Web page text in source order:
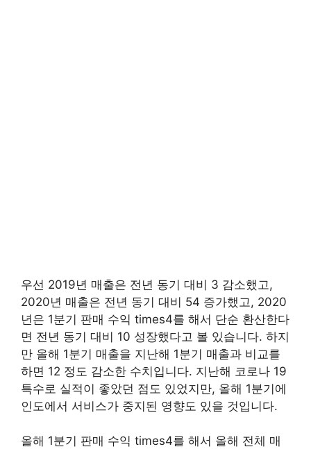
우선 2019년 매출은 전년 동기 대비 3 감소했고,
2020년 매출은 전년 동기 대비 54 증가했고, 2020
년은 1분기 판매 수익 times4를 해서 단순 환산한다
면 전년 동기 대비 10 성장했다고 볼 있습니다. 하지
만 올해 1분기 매출을 지난해 1분기 매출과 비교를
하면 12 정도 감소한 수치입니다. 지난해 코로나 19
특수로 실적이 좋았던 점도 있었지만, 올해 1분기에
인도에서 서비스가 중지된 영향도 있을 것입니다.
올해 1분기 판매 수익 times4를 해서 올해 전체 매